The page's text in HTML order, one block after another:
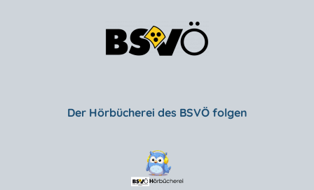
Der Hörbücherei des BSVÖ folgen